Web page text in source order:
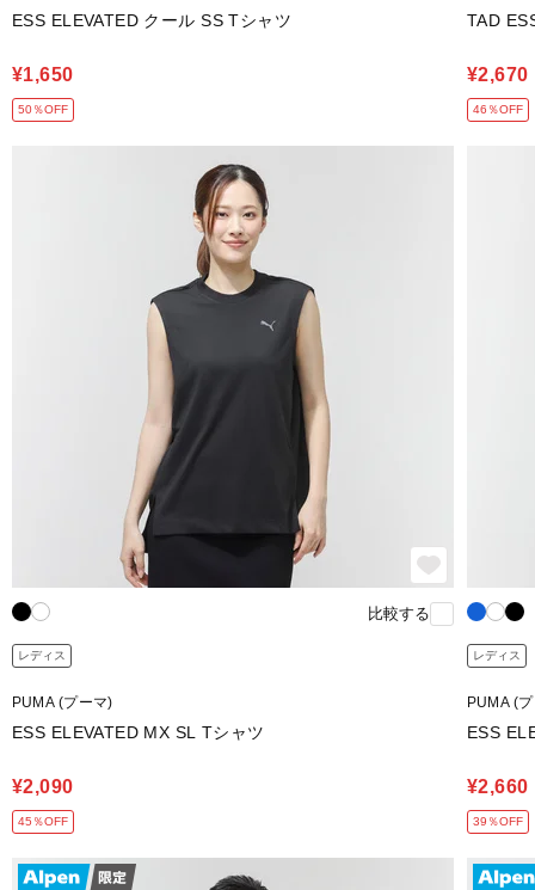
ESS ELEVATED クール SS Tシャツ
¥1,650
50％OFF
TAD
¥2,670
46％OFF
比較する
レディス
PUMA (プーマ)
ESS ELEVATED MX SL Tシャツ
¥2,090
45％OFF
レディス
PUMA (
ESS
¥2,660
39％OFF